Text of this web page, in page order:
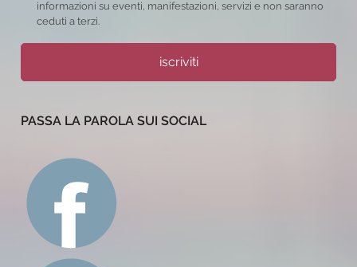
informazioni su eventi, manifestazioni, servizi e non saranno
ceduti a terzi.
iscriviti
PASSA LA PAROLA SUI SOCIAL